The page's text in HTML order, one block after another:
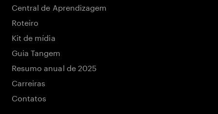
Central de Aprendizagem
Roteiro
Kit de mídia
Guia Tangem
Resumo anual de 2025
Carreiras
Contatos